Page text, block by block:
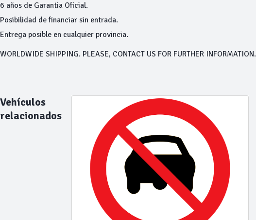
6 años de Garantia Oficial.
Posibilidad de financiar sin entrada.
Entrega posible en cualquier provincia.
WORLDWIDE SHIPPING. PLEASE, CONTACT US FOR FURTHER INFORMATION.
Vehículos
relacionados